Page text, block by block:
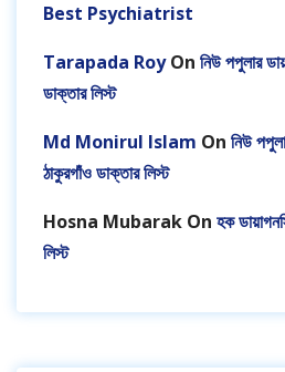
Best Psychiatrist
Tarapada RoyOn নিউ পপুলার
ডাক্তার লিস্ট
Md Monirul Islam On নিউ
ঠাকুরগাঁও ডাক্তার লিস্ট
Hosna Mubarak On হক
লিস্ট